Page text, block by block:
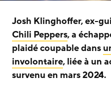
Josh Klinghoffer, ex-
Chili Peppers, a
plaidé coupable dans
involontaire, liée à un
survenu en mars 2024.